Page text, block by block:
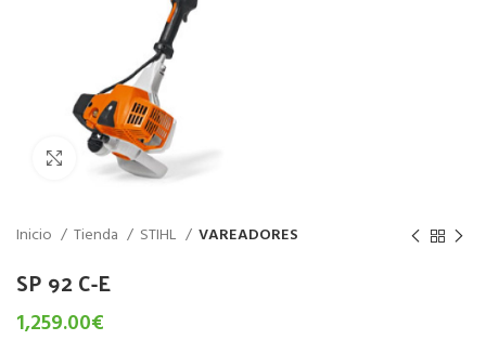
Haz click para aumentar
Inicio Tienda STIHL VAREADORES
SP 92 C-E
1,259.00€